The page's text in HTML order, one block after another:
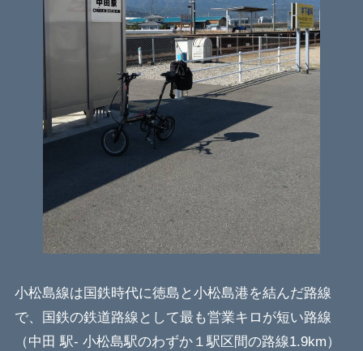
小松島線は国鉄時代に徳島と小松島港を結んだ路線
で、国鉄の鉄道路線として最も営業キロが短い路線
（中田 駅- 小松島駅のわずか１駅区間の路線1.9km）